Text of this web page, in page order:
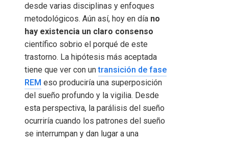
desde varias disciplinas y enfoques
metodológicos. Aún así, hoy en día no
hay existencia un claro consenso
científico sobrio el porqué de este
trastorno. La hipótesis más aceptada
tiene que ver con untransición de fase
REM eso produciría una superposición
del sueño profundo y la vigilia. Desde
esta perspectiva, la parálisis del sueño
ocurriría cuando los patrones del sueño
se interrumpan y dan lugar a una